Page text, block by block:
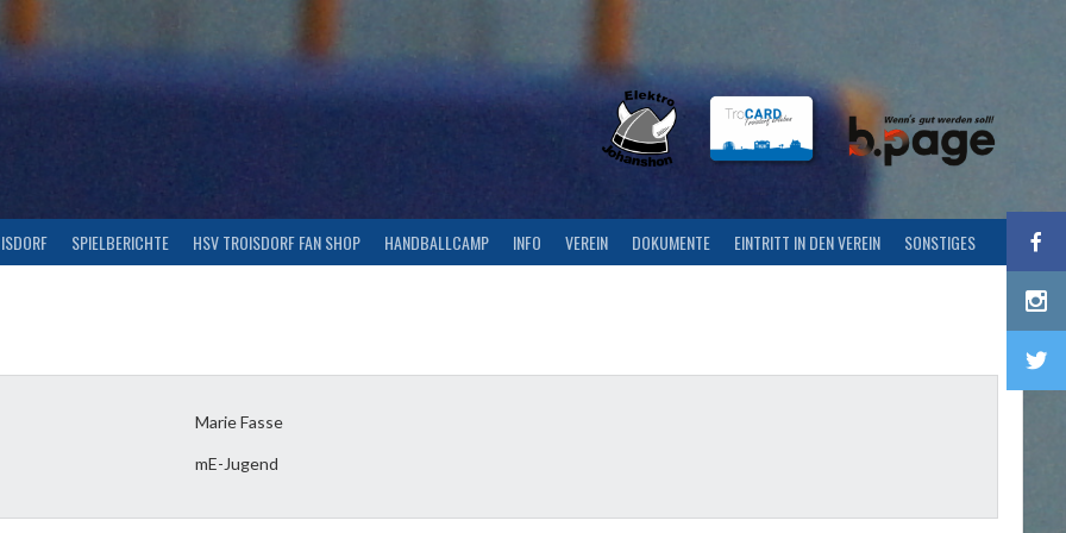
SPIELBERICHTE HSV TROISDORF FAN SHOP HANDBALLCAMP INFO VEREIN DOKUMENTE EINTRITT IN DEN VEREIN SONSTIGES
Marie Fasse
mE-Jugend